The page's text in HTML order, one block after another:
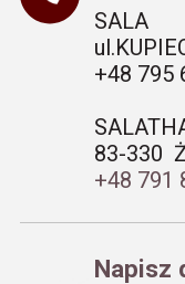
SALA
+48 795
83-330
+48 791
Napisz